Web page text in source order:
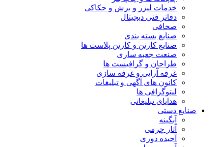
خدمات لیزر و برش و حکاکی
دفاتر فنی دیجیتال
صحافی
صنایع بسته بندی
صنایع کارتن و کارتن پلاست ها
صنعت جعبه سازی
طراحان و گرافیست ها
غرفه آرایی و غرفه سازی
کانون های آگهی و تبلیغات
لیتوگرافی ها
هدایای تبلیغاتی
دستی
آبگینه
آثار چرمی
آجیده دوزی